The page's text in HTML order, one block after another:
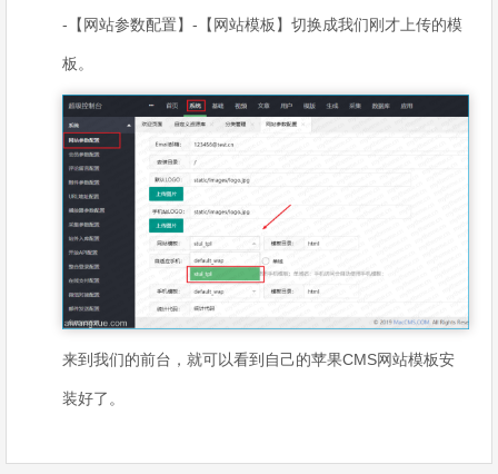
-【网站参数配置】-【网站模板】切换成我们刚才上传的模
板。
来到我们的前台，就可以看到自己的苹果CMS网站模板安
装好了。